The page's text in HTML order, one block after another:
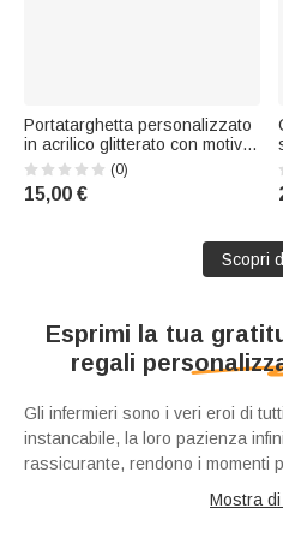
Portatarghetta personalizzato
in acrilico glitterato con motivo
"Ragno nella zucca fantasma"
e nome – Regalo di Halloween
per medici e insegnanti
(0)
15,00 €
Scopri
Esprimi la tua
regali
Gli infermieri sono i veri eroi di
instancabile, la loro pazienza
rassicurante, rendono i momenti
sopportare. Che tu stia cercando
professionista che si è preso
Mostra di